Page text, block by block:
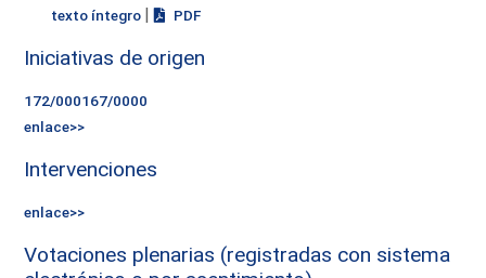
texto íntegro | PDF
Iniciativas de origen
172/000167/0000
enlace>>
Intervenciones
enlace>>
Votaciones plenarias (registradas con sistema